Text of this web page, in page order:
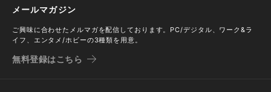
メールマガジン
ご興味に合わせたメルマガを配信しております。PC/デジタル、ワーク&ラ
イフ、エンタメ/ホビーの3種類を用意。
無料登録はこちら